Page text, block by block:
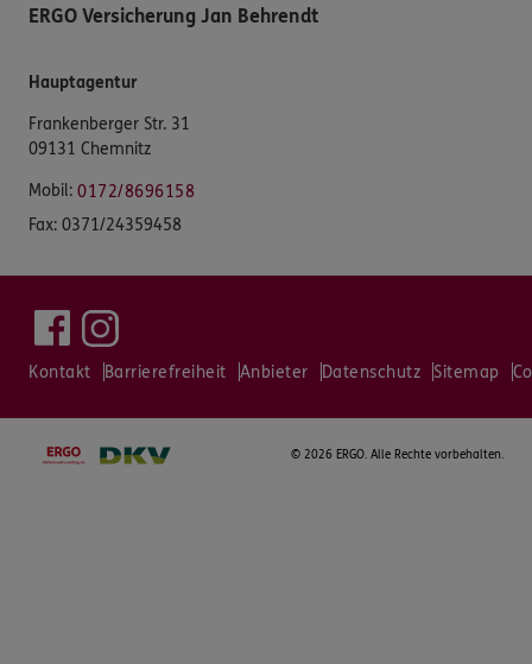
ERGO Versicherung Jan Behrendt
Hauptagentur
Frankenberger Str. 31
09131 Chemnitz
Mobil: 0172/8696158
Fax: 0371/24359458
Kontakt Barrierefreiheit Anbieter Datenschutz Sitemap
© 2026 ERGO. Alle Rechte vorbehalten.